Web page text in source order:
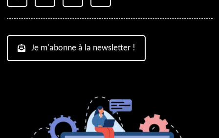
Je m'abonne à la newsletter !